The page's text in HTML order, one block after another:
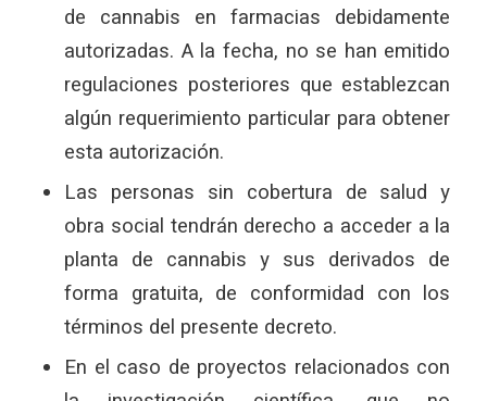
de cannabis en farmacias debidamente
autorizadas. A la fecha, no se han emitido
regulaciones posteriores que establezcan
algún requerimiento particular para obtener
esta autorización.
Las personas sin cobertura de salud y
obra social tendrán derecho a acceder a la
planta de cannabis y sus derivados de
forma gratuita, de conformidad con los
términos del presente decreto.
En el caso de proyectos relacionados con